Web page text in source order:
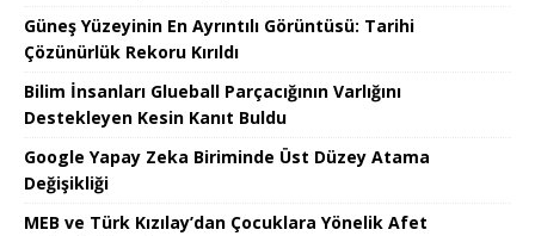
Güneş Yüzeyinin En Ayrıntılı Görüntüsü: Tarihi
Çözünürlük Rekoru Kırıldı
Bilim İnsanları Glueball Parçacığının Varlığını
Destekleyen Kesin Kanıt Buldu
Google Yapay Zeka Biriminde Üst Düzey Atama
Değişikliği
MEB ve Türk Kızılay’dan Çocuklara Yönelik Afet